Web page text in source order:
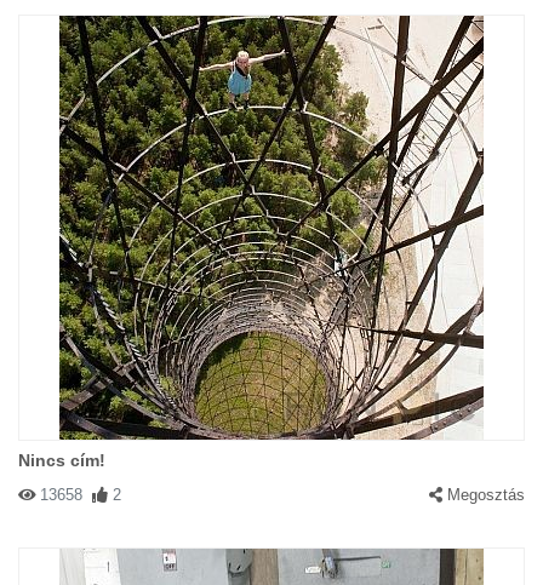
Nincs cím!
13658 2 Megosztás